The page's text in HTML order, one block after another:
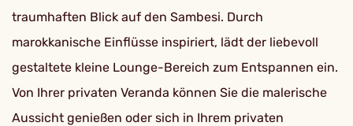
traumhaften Blick auf den Sambesi. Durch
marokkanische Einflüsse inspiriert, lädt der liebevoll
gestaltete kleine Lounge-Bereich zum Entspannen ein.
Von Ihrer privaten Veranda können Sie die malerische
Aussicht genießen oder sich in Ihrem privaten